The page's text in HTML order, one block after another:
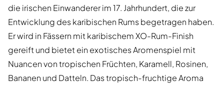
die irischen Einwanderer im 17. Jahrhundert, die zur
Entwicklung des karibischen Rums begetragen haben.
Er wird in Fässern mit karibischem XO-Rum-Finish
gereift und bietet ein exotisches Aromenspiel mit
Nuancen von tropischen Früchten, Karamell, Rosinen,
Bananen und Datteln. Das tropisch-fruchtige Aroma